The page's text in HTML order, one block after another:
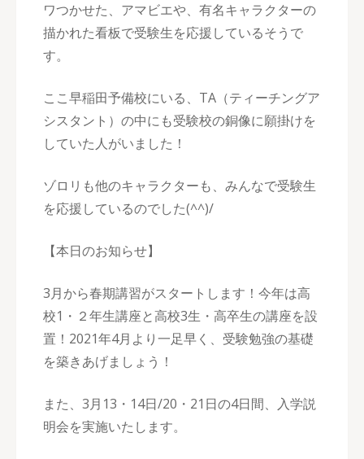
ワつかせた、アマビエや、有名キャラクターの
描かれた看板で受験生を応援しているそうで
す。
ここ早稲田予備校にいる、TA（ティーチングア
シスタント）の中にも受験校の銅像に願掛けを
していた人がいました！
ゾロリも他のキャラクターも、みんなで受験生
を応援しているのでした(^^)/
【本日のお知らせ】
3月から春期講習がスタートします！今年は高
校1・２年生講座と高校3生・高卒生の講座を設
置！2021年4月より一足早く、受験勉強の基礎
を築きあげましょう！
また、3月13・14日/20・21日の4日間、入学説
明会を実施いたします。